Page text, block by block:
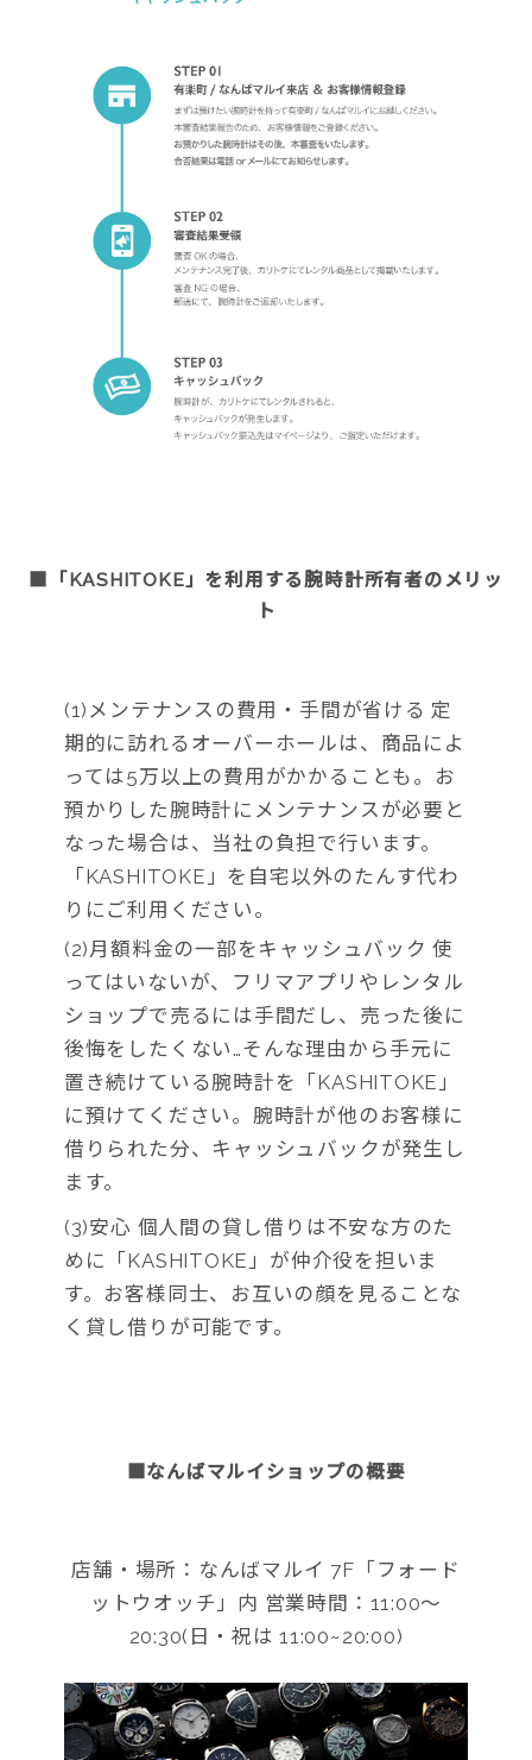
■「KASHITOKE」を利用する腕時計所有者のメリッ
ト
(1)メンテナンスの費用・手間が省ける 定
期的に訪れるオーバーホールは、商品によ
っては5万以上の費用がかかることも。お
預かりした腕時計にメンテナンスが必要と
なった場合は、当社の負担で行います。
「KASHITOKE」を自宅以外のたんす代わ
りにご利用ください。
(2)月額料金の一部をキャッシュバック 使
ってはいないが、フリマアプリやレンタル
ショップで売るには手間だし、売った後に
後悔をしたくない…そんな理由から手元に
置き続けている腕時計を「KASHITOKE」
に預けてください。腕時計が他のお客様に
借りられた分、キャッシュバックが発生し
ます。
(3)安心 個人間の貸し借りは不安な方のた
めに「KASHITOKE」が仲介役を担いま
す。お客様同士、お互いの顔を見ることな
く貸し借りが可能です。
■なんばマルイショップの概要
店舗・場所：なんばマルイ 7F「フォード
ットウオッチ」内 営業時間：11:00〜
20:30(日・祝は 11:00~20:00)